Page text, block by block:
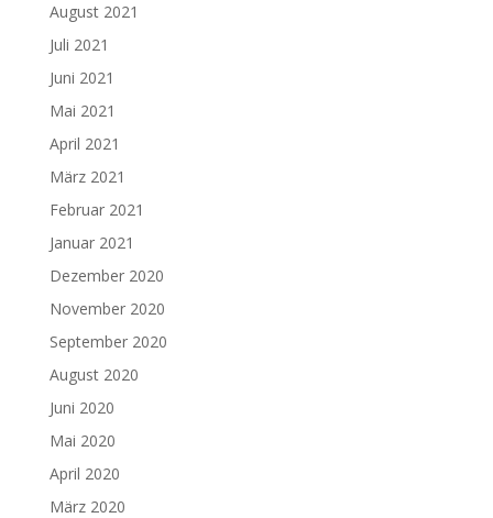
August 2021
Juli 2021
Juni 2021
Mai 2021
April 2021
März 2021
Februar 2021
Januar 2021
Dezember 2020
November 2020
September 2020
August 2020
Juni 2020
Mai 2020
April 2020
März 2020